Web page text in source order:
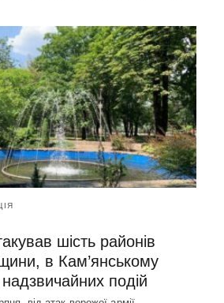
шість районів
в Кам’янському
подій